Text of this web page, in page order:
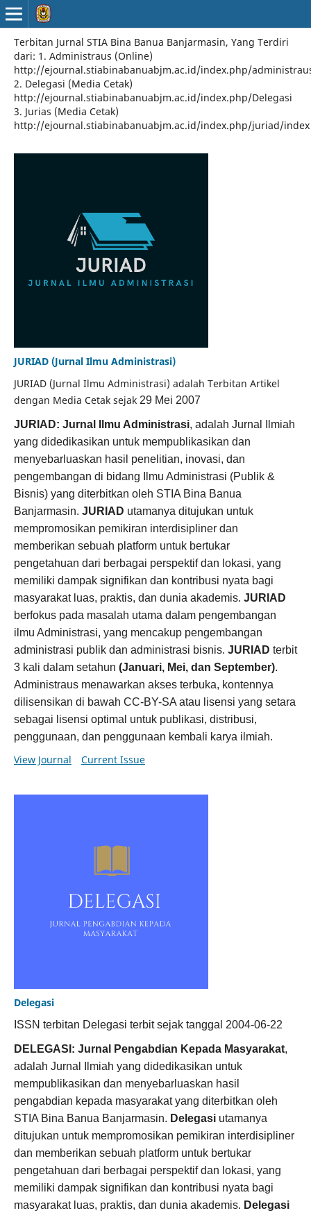
Terbitan Jurnal STIA Bina Banua Banjarmasin, Yang Terdiri
dari: 1. Administraus (Online)
http://ejournal.stiabinabanuabjm.ac.id/index.php/
2. Delegasi (Media Cetak)
http://ejournal.stiabinabanuabjm.ac.id/index.php/Delegasi
3. Jurias (Media Cetak)
http://ejournal.stiabinabanuabjm.ac.id/index.php/juriad/index
JURIAD (Jurnal Ilmu Administrasi)
JURIAD (Jurnal Ilmu Administrasi) adalah Terbitan Artikel
dengan Media Cetak sejak 29 Mei 2007
JURIAD: Jurnal Ilmu Administrasi, adalah Jurnal Ilmiah
yang didedikasikan untuk mempublikasikan dan
menyebarluaskan hasil penelitian, inovasi, dan
pengembangan di bidang Ilmu Administrasi (Publik &
Bisnis) yang diterbitkan oleh STIA Bina Banua
Banjarmasin. JURIAD utamanya ditujukan untuk
mempromosikan pemikiran interdisipliner dan
memberikan sebuah platform untuk bertukar
pengetahuan dari berbagai perspektif dan lokasi, yang
memiliki dampak signifikan dan kontribusi nyata bagi
masyarakat luas, praktis, dan dunia akademis. JURIAD
berfokus pada masalah utama dalam pengembangan
ilmu Administrasi, yang mencakup pengembangan
administrasi publik dan administrasi bisnis. JURIAD terbit
3 kali dalam setahun (Januari, Mei, dan September).
Administraus menawarkan akses terbuka, kontennya
dilisensikan di bawah CC-BY-SA atau lisensi yang setara
sebagai lisensi optimal untuk publikasi, distribusi,
penggunaan, dan penggunaan kembali karya ilmiah.
View Journal Current Issue
Delegasi
ISSN terbitan Delegasi terbit sejak tanggal 2004-06-22
DELEGASI: Jurnal Pengabdian Kepada Masyarakat,
adalah Jurnal Ilmiah yang didedikasikan untuk
mempublikasikan dan menyebarluaskan hasil
pengabdian kepada masyarakat yang diterbitkan oleh
STIA Bina Banua Banjarmasin. Delegasiutamanya
ditujukan untuk mempromosikan pemikiran interdisipliner
dan memberikan sebuah platform untuk bertukar
pengetahuan dari berbagai perspektif dan lokasi, yang
memiliki dampak signifikan dan kontribusi nyata bagi
masyarakat luas, praktis, dan dunia akademis. Delegasi